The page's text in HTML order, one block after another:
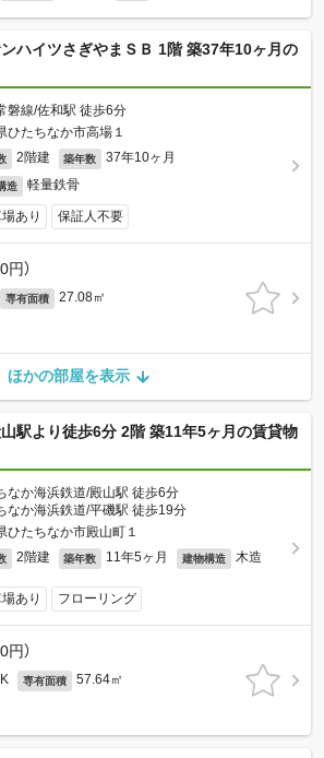
ハイツさぎやまＳＢ 1階 築37年10ヶ月の
磐線/佐和駅 徒歩6分
ひたちなか市高場１
2階建 築年数 37年10ヶ月
造 軽量鉄骨
あり 保証人不要
）
専有面積 27.08㎡
ほかの部屋を表示
駅より徒歩6分 2階 築11年5ヶ月の賃貸物
なか海浜鉄道/殿山駅 徒歩6分
なか海浜鉄道/平磯駅 徒歩19分
ひたちなか市殿山町１
2階建 築年数 11年5ヶ月 建物構造 木造
あり フローリング
）
専有面積 57.64㎡